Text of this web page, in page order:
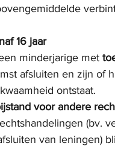
16 jaar
minderjarige met
afsluiten en zijn of
ontstaat.
voor andere
(bv.
van leningen)